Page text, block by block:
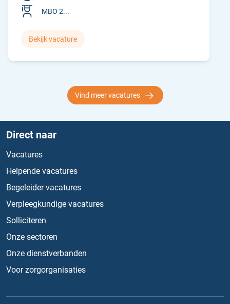
MBO 2...
Bekijk vacature
Vind meer vacatures
Direct naar
Vacatures
Helpende vacatures
Begeleider vacatures
Verpleegkundige vacatures
Solliciteren
Onze sectoren
Onze dienstverbanden
Voor zorgorganisaties